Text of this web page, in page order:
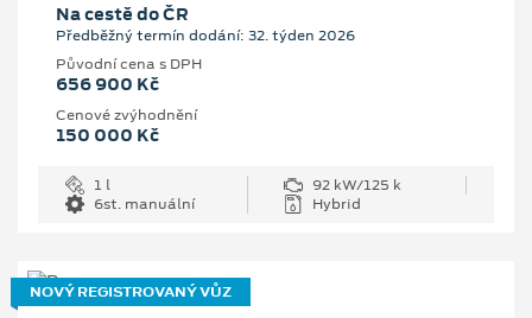
Na cestě do ČR
Předběžný termín dodání: 32. týden 2026
Původní cena s DPH
656 900 Kč
Cenové zvýhodnění
150 000 Kč
1 l
92 kW/125 k
6st. manuální
Hybrid
NOVÝ REGISTROVANÝ VŮZ